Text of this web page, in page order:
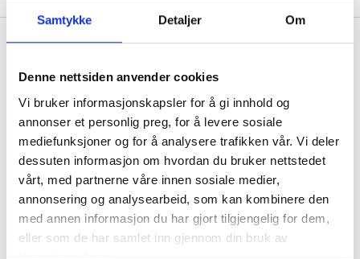
Samtykke Detaljer Om
Denne nettsiden anvender cookies
Vi bruker informasjonskapsler for å gi innhold og
annonser et personlig preg, for å levere sosiale
mediefunksjoner og for å analysere trafikken vår. Vi deler
dessuten informasjon om hvordan du bruker nettstedet
vårt, med partnerne våre innen sosiale medier,
annonsering og analysearbeid, som kan kombinere den
med annen informasjon du har gjort tilgjengelig for dem,
eller som de har samlet inn gjennom din bruk av
Description
Technical specifications
Length
510 mm
Height
34 mm
Shape
Rectangular